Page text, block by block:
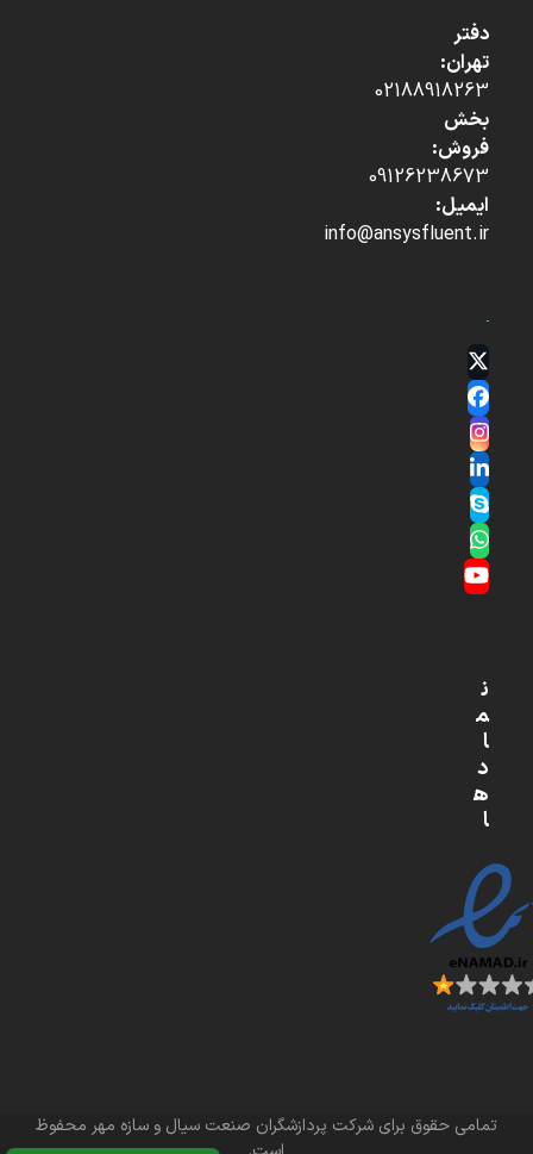
دفتر
تهران:
02188918263
بخش
فروش:
09126238673
ایمیل:
info@ansysfluent.ir
Twitter
(deprecated)
Facebook
Instagram
LinkedIn
Skype
Whatsapp
YouTube
ن
م
ا
د
ه
ا
تمامی حقوق برای شرکت پردازشگران صنعت سیال و سازه مهر محفوظ